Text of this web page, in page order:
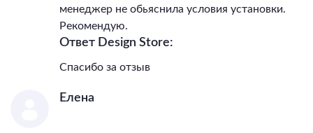
менеджер не обьяснила условия установки.
Рекомендую.
Ответ Design Store:
Спасибо за отзыв
Елена